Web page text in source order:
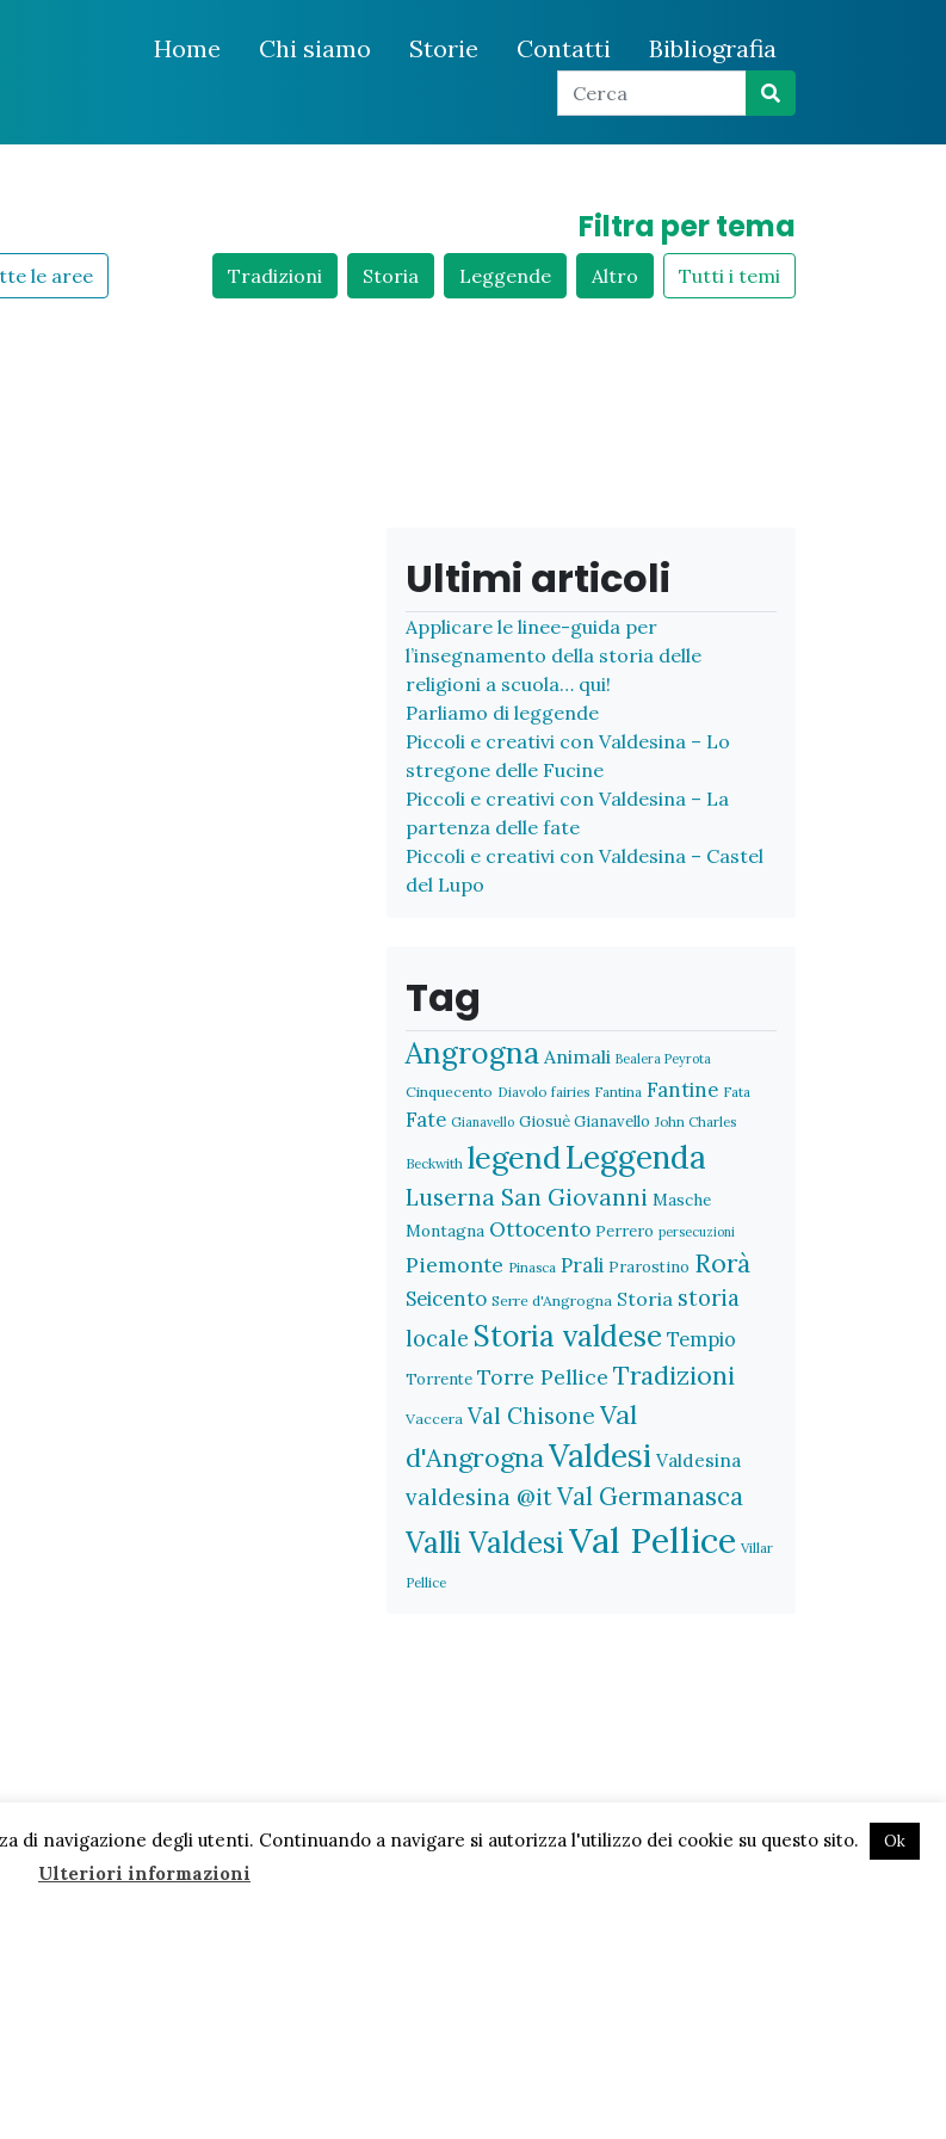
Home Chi siamo Storie Contatti Bibliografia
le aree
Filtra per tema
Tradizioni Storia Leggende Altro Tutti i temi
Ultimi articoli
Applicare le linee-guida per
l’insegnamento della storia delle
religioni a scuola… qui!
Parliamo di leggende
Piccoli e creativi con Valdesina – Lo
stregone delle Fucine
Piccoli e creativi con Valdesina – La
partenza delle fate
Piccoli e creativi con Valdesina – Castel
del Lupo
Tag
Angrogna Animali Bealera Peyrota
Cinquecento Diavolo fairies Fantina Fantine Fata
Fate Gianavello Giosuè Gianavello John Charles
Beckwith legendLeggenda
Luserna San Giovanni Masche
Montagna Ottocento Perrero persecuzioni
Piemonte Pinasca Prali Prarostino Rorà
Seicento Serre d'Angrogna Storia storia
locale Storia valdese Tempio
Torrente Torre Pellice Tradizioni
Vaccera Val Chisone Val
d'AngrognaValdesi Valdesina
valdesina @itVal Germanasca
Valli ValdesiVal Pellice Villar
Pellice
navigazione degli utenti. Continuando a navigare si autorizza l'utilizzo dei cookie su questo sito. Ok
Ulteriori informazioni